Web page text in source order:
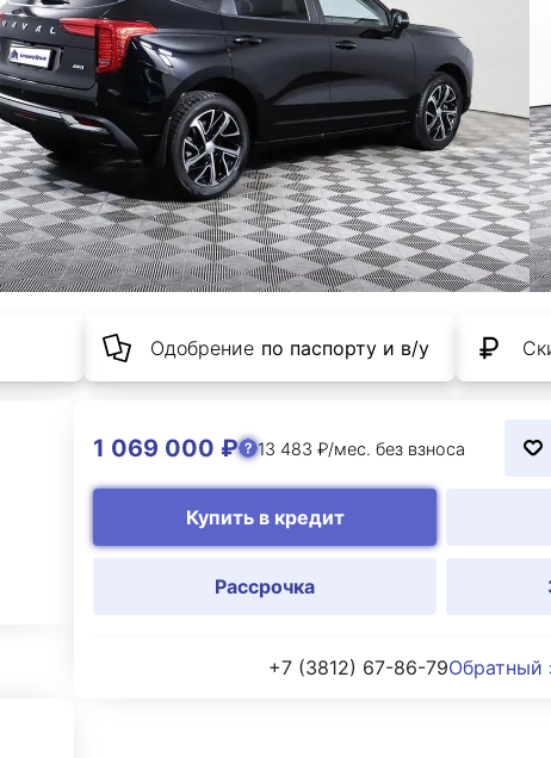
Одобрение по паспорту и в/у
1 069 000 ₽ 13 483 ₽/мес. без взноса
Купить в кредит
Рассрочка
+7 (3812) 67-86-79Обратный